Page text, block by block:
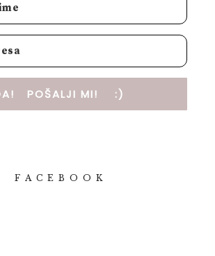
POŠALJI MI! :)
F A C E B O O K